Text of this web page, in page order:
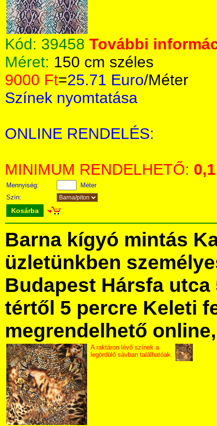
Kód: 39458 További
Méret: 150 cm széles
9000 Ft=25.71 Euro/Méter
Színek nyomtatása
ONLINE RENDELÉS:
MINIMUM RENDELHETŐ: 0,1
Mennyiség:
Méter
Szín:
Kosárba
Barna kígyó mintás
üzletünkben
Budapest Hársfa utca
tértől 5 percre Keleti
megrendelhető
A raktáron lévő színek a
legördülő sávban találhatóak.